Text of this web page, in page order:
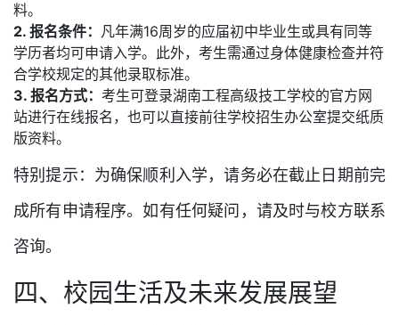
料。
2. 报名条件： 凡年满16周岁的应届初中毕业生或具有同等
学历者均可申请入学。此外，考生需通过身体健康检查并符
合学校规定的其他录取标准。
3. 报名方式： 考生可登录湖南工程高级技工学校的官方网
站进行在线报名，也可以直接前往学校招生办公室提交纸质
版资料。
特别提示：为确保顺利入学，请务必在截止日期前完
成所有申请程序。如有任何疑问，请及时与校方联系
咨询。
四、校园生活及未来发展展望